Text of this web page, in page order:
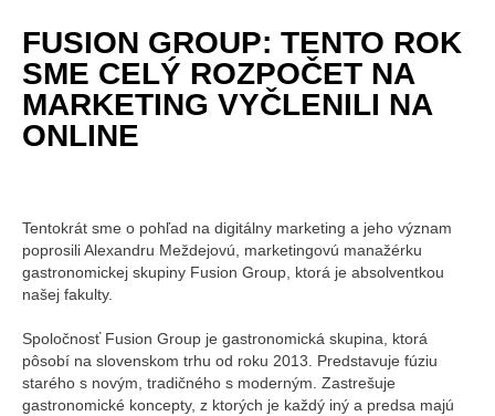
FUSION GROUP: TENTO ROK
SME CELÝ ROZPOČET NA
MARKETING VYČLENILI NA
ONLINE
Tentokrát sme o pohľad na digitálny marketing a jeho význam
poprosili Alexandru Meždejovú, marketingovú manažérku
gastronomickej skupiny Fusion Group, ktorá je absolventkou
našej fakulty.
Spoločnosť Fusion Group je gastronomická skupina, ktorá
pôsobí na slovenskom trhu od roku 2013. Predstavuje fúziu
starého s novým, tradičného s moderným. Zastrešuje
gastronomické koncepty, z ktorých je každý iný a predsa majú